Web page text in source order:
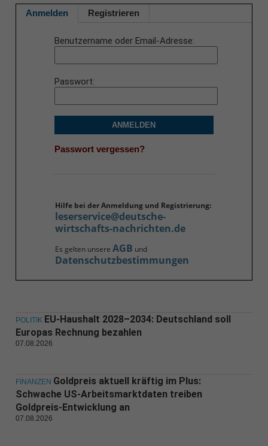
Anmelden Registrieren
Benutzername oder Email-Adresse
Passwort
ANMELDEN
Passwort vergessen?
Hilfe bei der Anmeldung und Registrierung:
leserservice@deutsche-
wirtschafts-nachrichten.de
Es gelten unsere AGB und
Datenschutzbestimmungen
POLITIK EU-Haushalt 2028–2034: Deutschland soll
Europas Rechnung bezahlen
07.08.2026
FINANZEN Goldpreis aktuell kräftig im Plus:
Schwache US-Arbeitsmarktdaten treiben
Goldpreis-Entwicklung an
07.08.2026